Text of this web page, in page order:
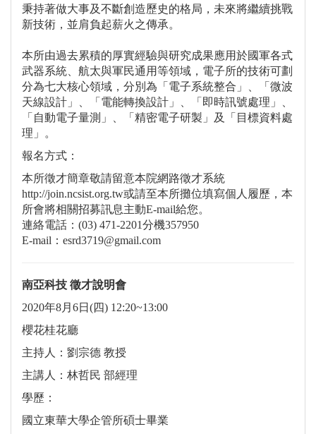
秉持著做大事及不斷創造歷史的格局，未來將繼續挑戰
新技術，並肩負起薪火之傳承。
本所由過去累積的厚實經驗與研究成果應用於國軍各式
武器系統、航太與軍民通用等領域，電子所的技術可劃
分為七大核心領域，分別為「電子系統整合」、「微波
天線設計」、「電能轉換設計」、「即時訊號處理」、
「自動電子量測」、「精密電子研製」及「目標資料處
理」。
報名方式：
本所徵才簡章敬請留意本院網路徵才系統
http://join.ncsist.org.tw或請至本所攤位填寫個人履歷，本
所會將相關招募訊息主動E-mail給您。
連絡電話：(03) 471-2201分機357950
E-mail：esrd3719@gmail.com
南亞科技 徵才說明會
2020年8月6日(四) 12:20~13:00
櫻花桂花廳
主持人：劉宗德 教授
主講人：林哲民 部經理
學歷：
國立東華大學企管所碩士畢業